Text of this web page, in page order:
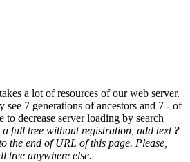
a lot of resources of our web server.
see 7 generations of ancestors and 7 - of
to decrease server loading by search
a full tree without registration, add text ?
the end of URL of this page. Please,
tree anywhere else.